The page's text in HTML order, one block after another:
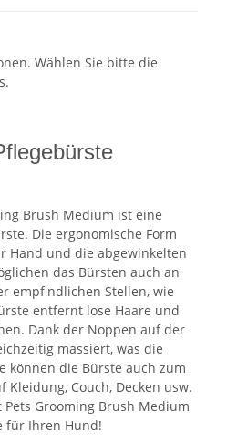
Wählen Sie bitte die
Brush Medium ist eine
Die ergonomische Form
Hand und die abgewinkelten
das Bürsten auch an
empfindlichen Stellen, wie
entfernt lose Haare und
Dank der Noppen auf der
massiert, was die
können die Bürste auch zum
Kleidung, Couch, Decken usw.
Grooming Brush Medium
für Ihren Hund!